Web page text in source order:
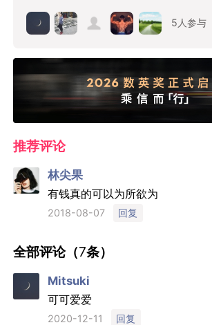
5 人参与
推荐评论
林尖果
有钱真的可以为所欲为
2018-08-07 回复
全部评论（7条）
Mitsuki
可可爱爱
2020-12-11 回复